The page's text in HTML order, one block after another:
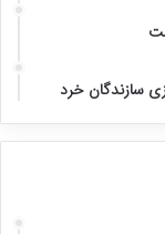
سازندگان خرد